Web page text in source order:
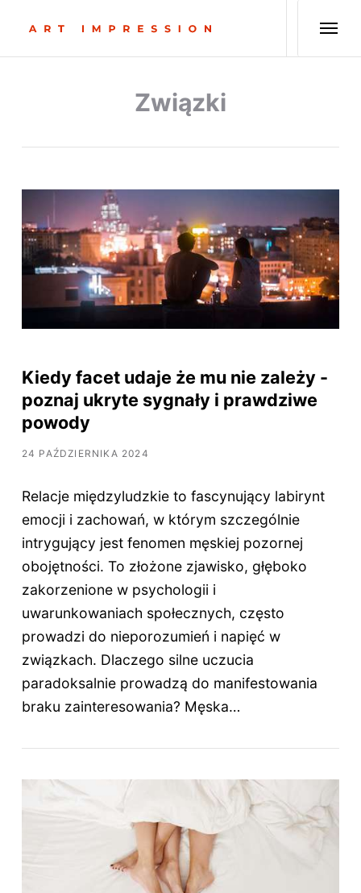
Związki
Kiedy facet udaje że mu nie zależy -
poznaj ukryte sygnały i prawdziwe
powody
24 PAŹDZIERNIKA 2024
Relacje międzyludzkie to fascynujący labirynt
emocji i zachowań, w którym szczególnie
intrygujący jest fenomen męskiej pozornej
obojętności. To złożone zjawisko, głęboko
zakorzenione w psychologii i
uwarunkowaniach społecznych, często
prowadzi do nieporozumień i napięć w
związkach. Dlaczego silne uczucia
paradoksalnie prowadzą do manifestowania
braku zainteresowania? Męska…